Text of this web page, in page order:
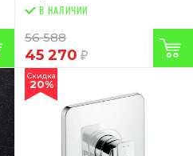
В НАЛИЧИИ
56 588
45 270
Скидка
20%